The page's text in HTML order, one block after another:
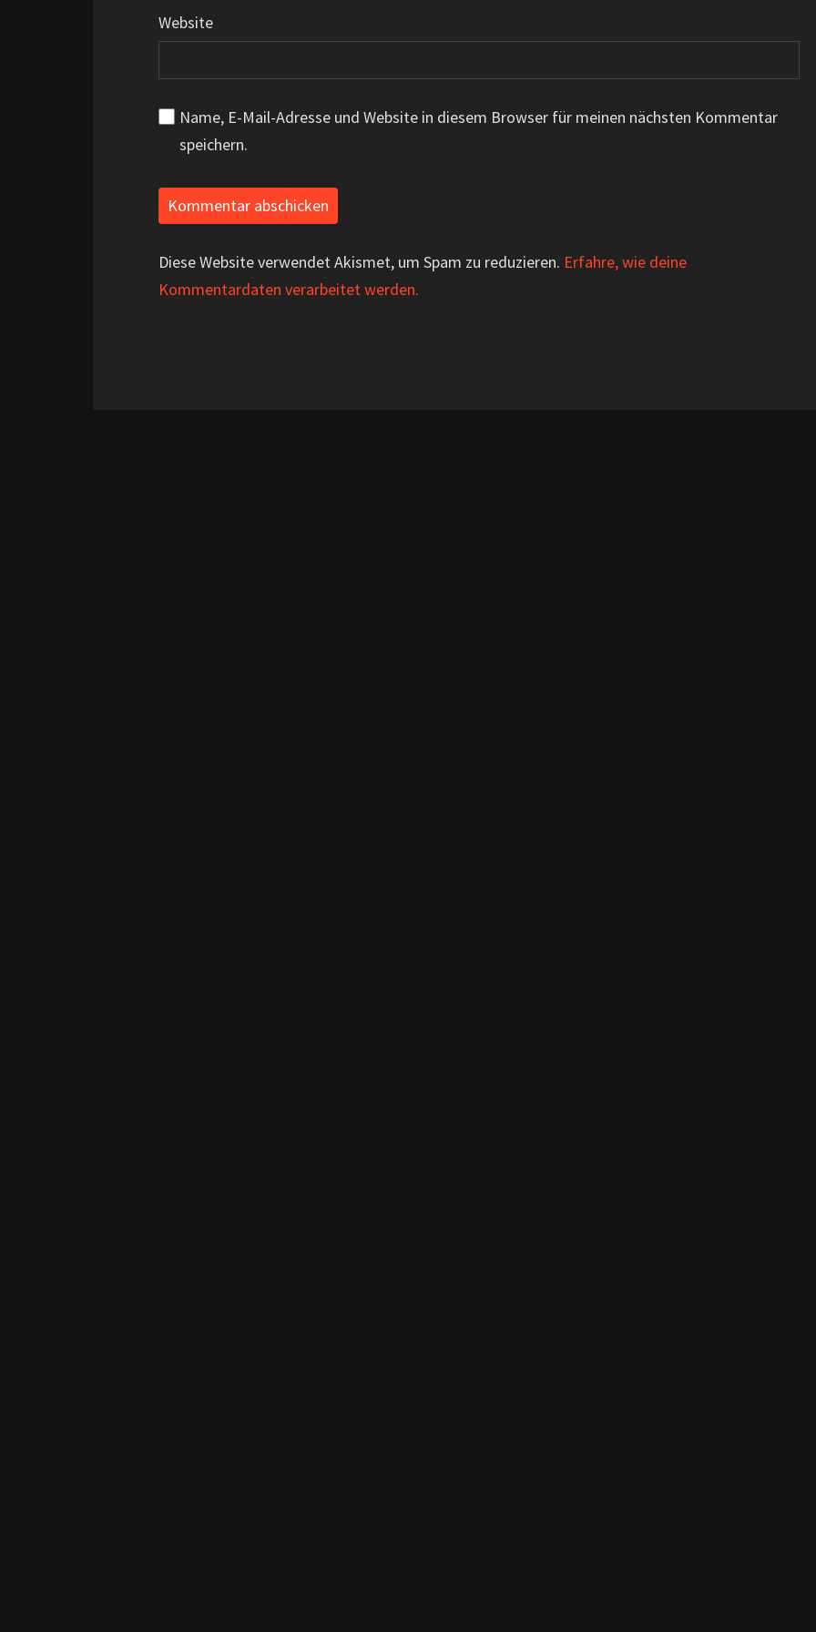
Website
Name, E-Mail-Adresse und Website in diesem Browser für meinen nächsten Kommentar
speichern.
Diese Website verwendet Akismet, um Spam zu reduzieren. Erfahre, wie deine
Kommentardaten verarbeitet werden.